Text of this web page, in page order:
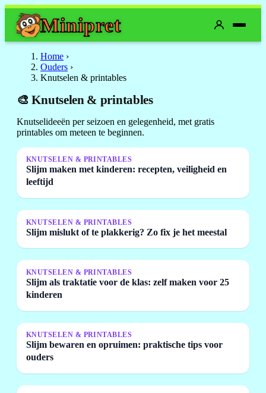
Minipret
Home ›
Ouders ›
Knutselen & printables
🎨 Knutselen & printables
Knutselideeën per seizoen en gelegenheid, met gratis
printables om meteen te beginnen.
KNUTSELEN & PRINTABLES
Slijm maken met kinderen: recepten, veiligheid en
leeftijd
KNUTSELEN & PRINTABLES
Slijm mislukt of te plakkerig? Zo fix je het meestal
KNUTSELEN & PRINTABLES
Slijm als traktatie voor de klas: zelf maken voor 25
kinderen
KNUTSELEN & PRINTABLES
Slijm bewaren en opruimen: praktische tips voor
ouders